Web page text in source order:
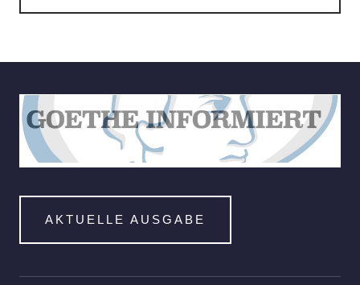
AKTUELLE AUSGABE